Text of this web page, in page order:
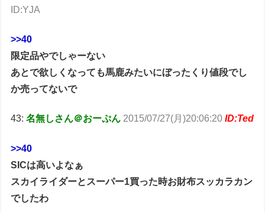
ID:YJA
>>40
限定品やでしゃーない
あとで欲しくなっても馬鹿みたいにぼったくり値段でし
か売ってないで
43:名無しさん＠おーぷん 2015/07/27(月)20:06:20ID:Ted
>>40
SICは高いよなぁ
スカイライダーとスーパー1買った時お財布スッカラカン
でしたわ